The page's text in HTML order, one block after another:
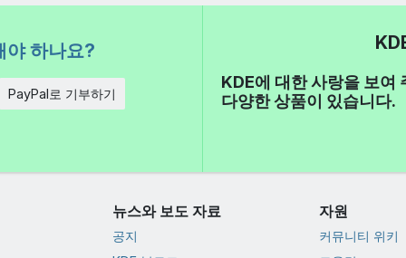
야 하나요?
PayPal로 기부하기
KDE에 대한 사랑을 보여
다양한 상품이 있습니다.
뉴스와 보도 자료
공지
자원
커뮤니티 위키